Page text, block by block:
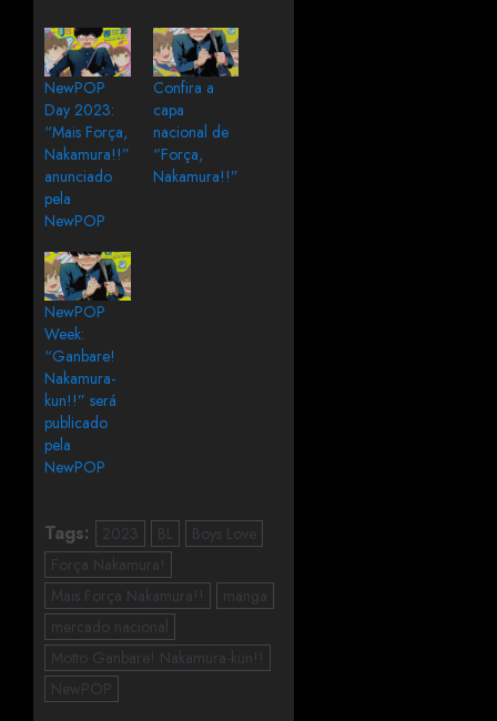
NewPOP
Day 2023:
“Mais Força,
Nakamura!!”
anunciado
pela
NewPOP
Confira a
capa
nacional de
“Força,
Nakamura!!”
NewPOP
Week:
“Ganbare!
Nakamura-
kun!!” será
publicado
pela
NewPOP
Tags: 2023 BL
Boys Love
Força Nakamura!
Mais Força Nakamura!!
manga
mercado nacional
Motto Ganbare! Nakamura-kun!!
NewPOP